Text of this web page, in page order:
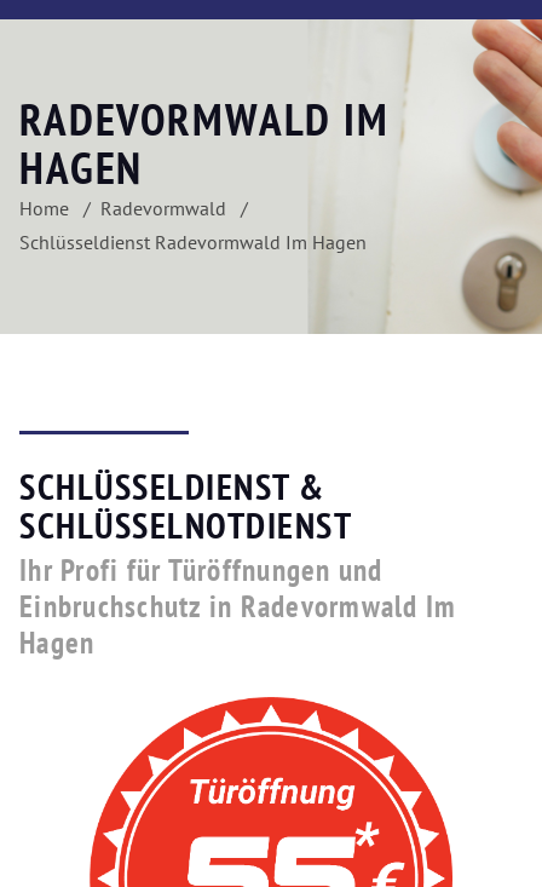
RADEVORMWALD IM
HAGEN
Home
Radevormwald
Schlüsseldienst Radevormwald Im Hagen
SCHLÜSSELDIENST &
SCHLÜSSELNOTDIENST
Ihr Profi für Türöffnungen und
Einbruchschutz in Radevormwald Im
Hagen